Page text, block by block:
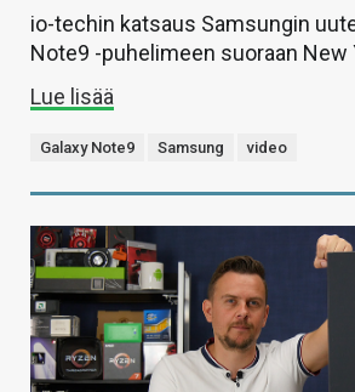
io-techin katsaus Samsungin
Note9 -puhelimeen suoraan New
Lue lisää
Galaxy Note9 Samsung video